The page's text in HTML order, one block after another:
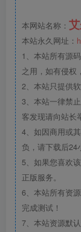
本网站名称：
本站永久网址：
1、本站所有源
之用，如有侵权
2、本站只提供
3、本站一律禁
客发现请向站长
4、如因商用或
负，请下载后24
5、如果您喜欢
正版服务。
6、本站所有资
完成测试！
7、本站资源默